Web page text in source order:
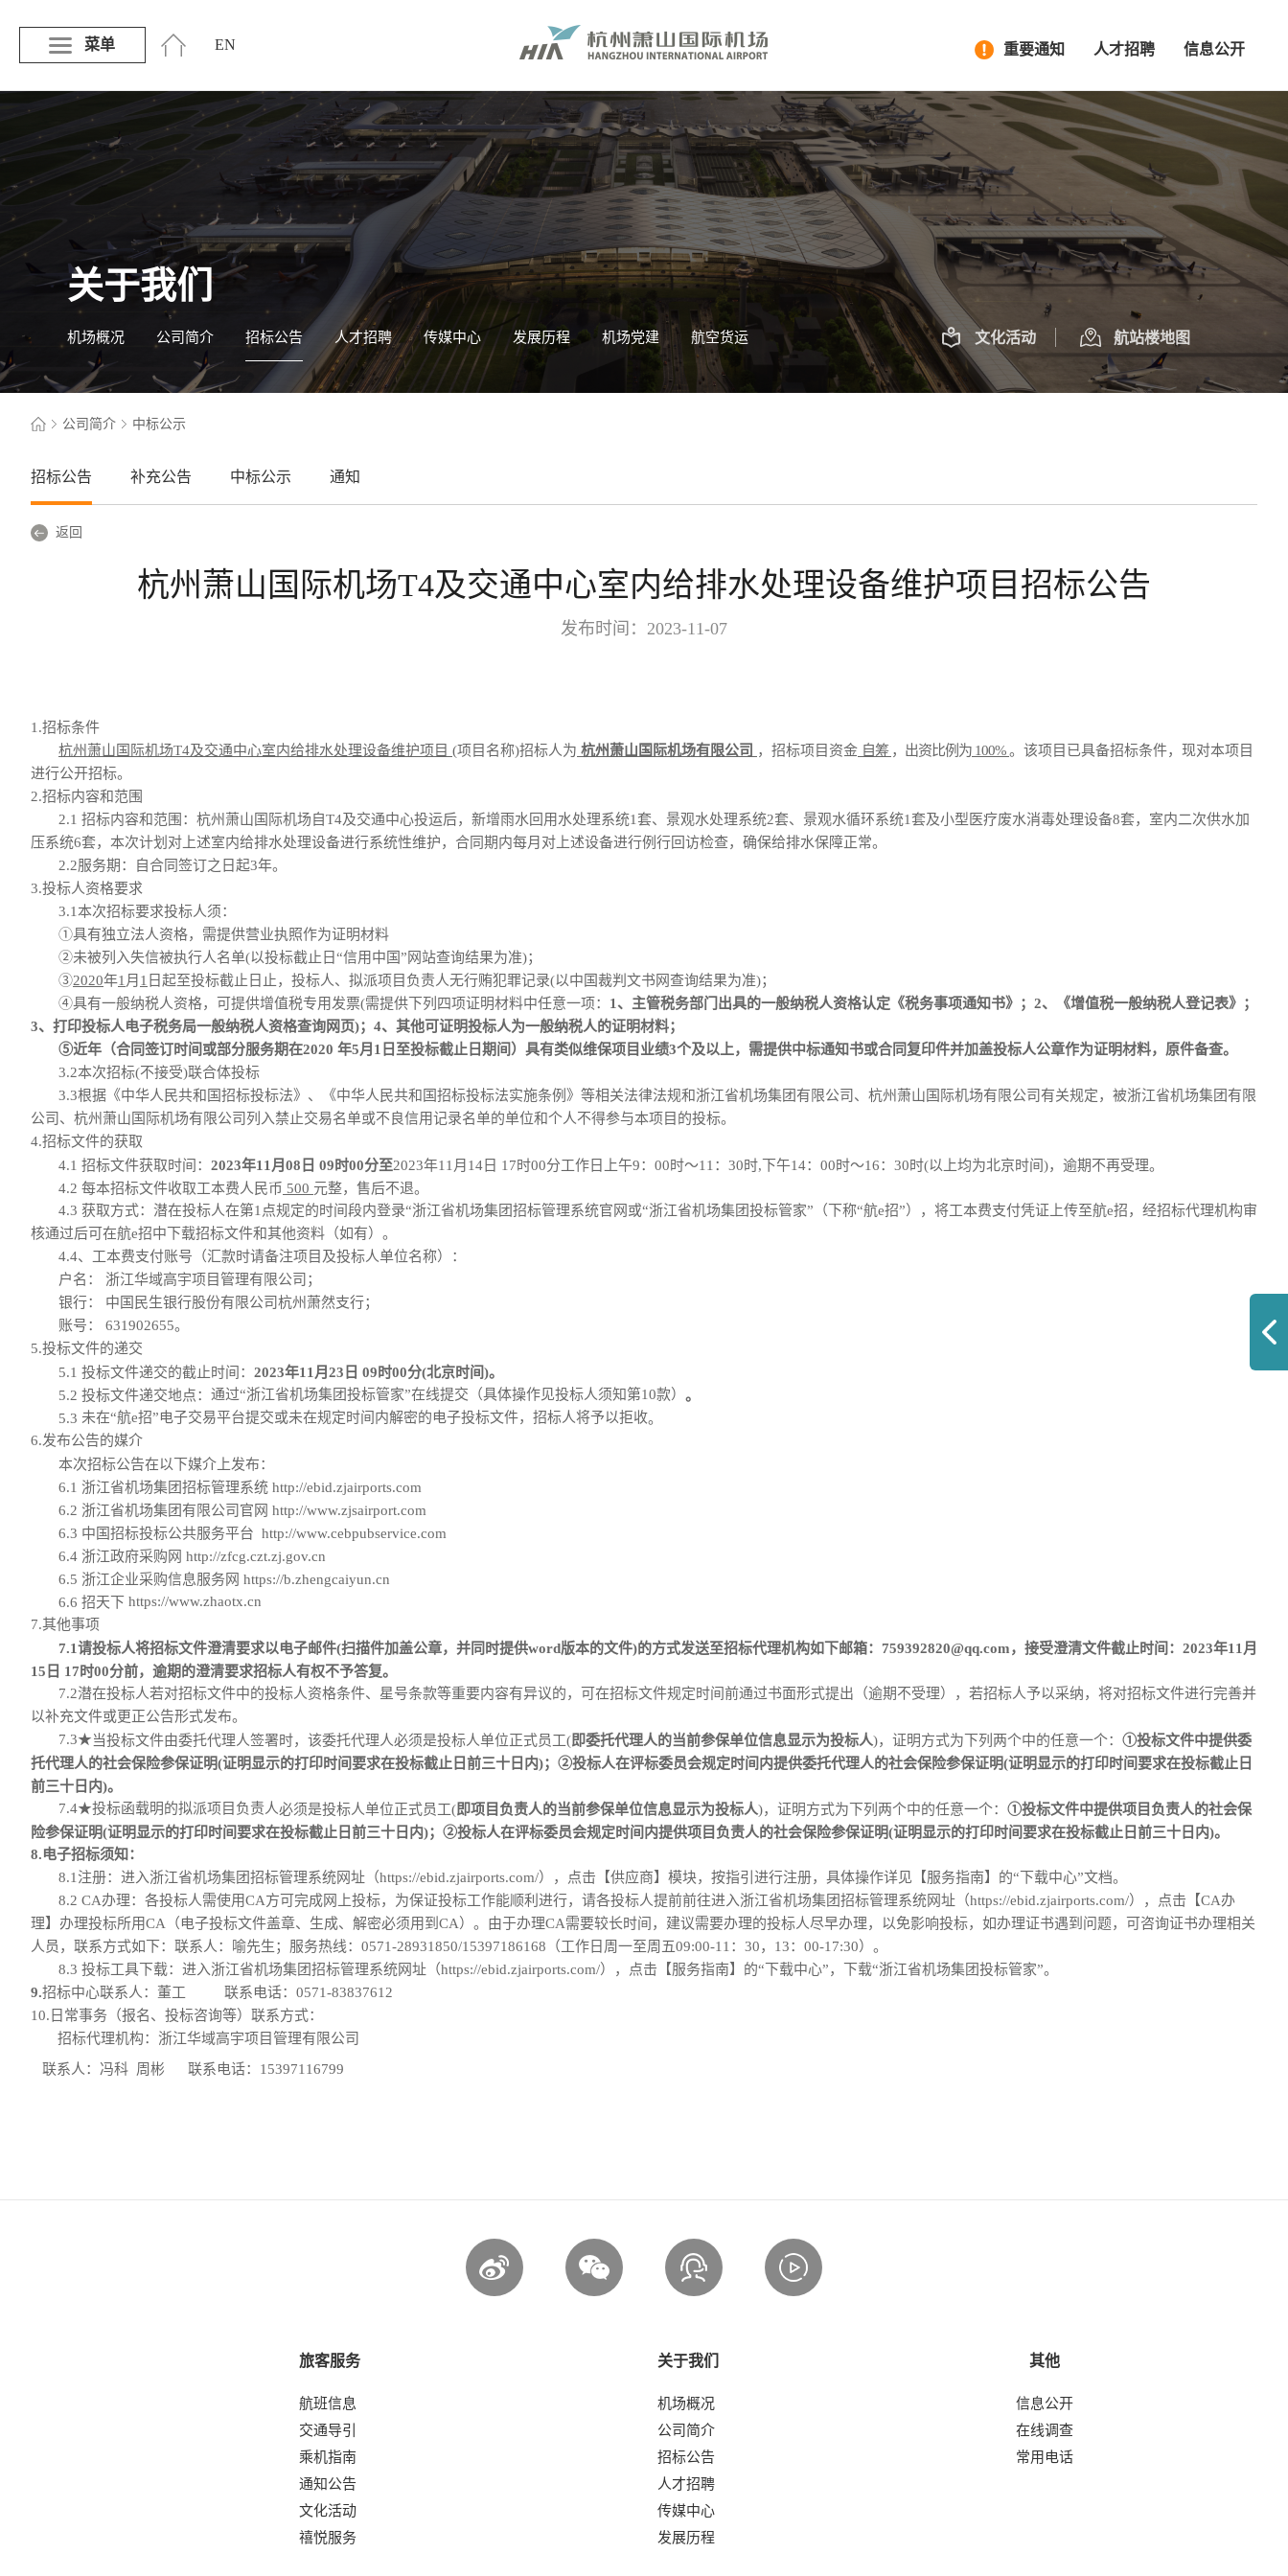
菜单 EN 信息公开
人才招聘
重要通知
关于我们
机场概况 公司简介 招标公告 人才招聘 传媒中心 发展历程 机场党建 航空货运 文化活动 航站楼地图
公司简介 中标公示
招标公告 补充公告 中标公示 通知
返回
杭州萧山国际机场T4及交通中心室内给排水处理设备维护项目招标公告
发布时间：2023-11-07
1.招标条件
杭州萧山国际机场T4及交通中心室内给排水处理设备维护项目 (项目名称)招标人为 杭州萧山国际机场有限公司 ，招标项目资金 自筹 ，出资比例为 100%。该项目已具备招标条件，现对本项目
进行公开招标。
2.招标内容和范围
2.1 招标内容和范围：杭州萧山国际机场自T4及交通中心投运后，新增雨水回用水处理系统1套、景观水处理系统2套、景观水循环系统1套及小型医疗废水消毒处理设备8套，室内二次供水加
压系统6套，本次计划对上述室内给排水处理设备进行系统性维护，合同期内每月对上述设备进行例行回访检查，确保给排水保障正常。
2.2服务期：自合同签订之日起3年。
3.投标人资格要求
3.1本次招标要求投标人须：
①具有独立法人资格，需提供营业执照作为证明材料
②未被列入失信被执行人名单(以投标截止日“信用中国”网站查询结果为准)；
③2020年1 月 1 日起至投标截止日止，投标人、拟派项目负责人无行贿犯罪记录(以中国裁判文书网查询结果为准)；
④具有一般纳税人资格，可提供增值税专用发票(需提供下列 四项证明材料中任意一项： 1、主管税务部门出具的一般纳税人资格认定《税务事项通知书》；2、《增值税一般纳税人登记表》；
3、打印投标人电子税务局一般纳税人资格查询网页)； 4、其他可证明投标人为一般纳税人的证明材料；
⑤近年（合同签订时间或部分服务期在2020 年5月 1日至投标截止日期间）具有类似维保项目业绩3个及以上， 需提供中标通知书或合同复印件并加盖投标人公章作为证明材料，原件备查。
3.2本次招标(不接受)联合体投标
3.3根据《中华人民共和国招标投标法》、《中华人民共和国招标投标法实施条例》等相关法律法规和浙江省机场集团有限公司、杭州萧山国际机场有限公司有关规定，被浙江省机场集团有限
公司、杭州萧山国际机场有限公司列入禁止交易名单或不良信用记录名单的单位和个人不得参与本项目的投标。
4.招标文件的获取
4.1 招标文件获取时间： 2023年11月08日 09时00分至2023年11月14日 17时00分工作日上午9：00时～11：30时,下午14：00时～16：30时(以上均为北京时间)，逾期不再受理。
4.2 每本招标文件收取工本费人民币 500 元整，售后不退。
4.3 获取方式：潜在投标人在第1点规定的时间段内登录“浙江省机场集团招标管理系统官网 或“浙江省机场集团投标管家” （ 下称“航e招”）， 将工本费支付凭证 上传至航e招， 经招标代理机构审
核通过后可 在航e招中 下载招标文件和其他资料（如有）。
4.4、 工本费支付账号（汇款时请备注项目及投标人单位名称）：
户名：
浙江华域高宇项目管理有限公司；
银行：
中国民生银行股份有限公司杭州萧然支行；
账号：
631902655。
5.投标文件的递交
5.1 投标文件递交的截止时间： 2023年11月23日 09时00分(北京时间)。
5.2 投标文件递交地点： 通过“浙江省机场集团投标管家”在线提交（具体操作见投标人须知第10款） 。
5.3 未在“航e招”电子交易平台提交或未在规定时间内解密的电子投标文件，招标人将予以拒收。
6.发布公告的媒介
本次招标公告在以下媒介上发布：
6.1 浙江省机场集团招标管理系统 http://ebid.zjairports.com
6.2 浙江省机场集团有限公司官网 http://www.zjsairport.com
6.3 中国招标投标公共服务平台 http://www.cebpubservice.com
6.4 浙江政府采购网 http://zfcg.czt.zj.gov.cn
6.5 浙江企业采购信息服务网 https://b.zhengcaiyun.cn
6.6 招天下 https://www.zhaotx.cn
7.其他事项
7.1请投标人将招标文件澄清要求以电子邮件(扫描件加盖公章， 并同时提供word版本的文件)的方式发送至招标代理机构如下邮箱： 759392820@qq.com， 接受澄清文件截止时间： 2023年11月
15日 17时00分前，逾期的澄清要求招标人有权不予答复。
7.2潜在投标人若对招标文件中的投标人资格条件、星号条款等重要内容有异议的，可在招标文件规定时间前通过书面形式提出（逾期不受理），若招标人予以采纳，将对招标文件进行完善并
以补充文件或更正公告形式发布。
7.3★当投标文件由委托代理人签署时，该委托代理人必须是投标人单位正式员工(即委托代理人的当前参保单位信息显示为投标人)，证明方式为下列 两个中的任意一个： ①投标文件中提供委
托代理人的社会保险参保证明(证明显示的打印时间要求在投标截止日前三十日 内)；②投标人在评标委员会规定时间内提供委托代理人的社会保险参保证明(证明显示的打印时间要求在投标截止日
前三十日 内)。
7.4★投标函载明的拟派项目负责人必须是投标人单位正式员工(即项目 负责人的当前参保单位信息显示为投标人)， 证明方式为下列 两个中的任意一个： ①投标文件中提供项目负责人的社会保
险参保证明(证明显示的打印时间要求在投标截止日前三十日 内)；②投标人在评标委员会规定时间内提供项目负责人的社会保险参保证明(证明显示的打印时间要求在投标截止日前三十日 内)。
8.电子招标须知：
8.1注册：进入浙江省机场集团招标管理系统网址（https://ebid.zjairports.com/），点击【供应商】模块，按指引进行注册，具体操作详见【服务指南】的“下载中心”文档。
8.2 CA办理： 各投标人需使用CA方可完成网上投标，为保证投标工作能顺利进行，请各投标人提前前往进入浙江省机场集团招标管理系统网址（https://ebid.zjairports.com/），点击【CA办
理】 办理投标所用CA （ 电子投标文件盖章、 生成、 解密必须用到 CA） 。由于办理CA需要较长时间，建议需要办理的投标人尽早办理，以免影响投标，如办理证书遇到问题，可咨询证书办理相关
人员，联系方式如下：联系人：喻先生； 服务热线： 0571-28931850/15397186168 （工作日周一至周五09:00-11：30，13：00-17:30）。
8.3 投标工具下载：进入浙江省机场集团招标管理系统网址（https://ebid.zjairports.com/），点击【服务指南】的“下载中心”，下载“浙江省机场集团投标管家”。
9.招标中心联系人： 董工 联系电话： 0571-83837612
10.日常事务 （报名、投标咨询等） 联系方式：
招标代理机构： 浙江华域高宇项目管理有限公司
联系人： 冯科 周彬 联系电话： 15397116799
旅客服务
航班信息
交通导引
乘机指南
通知公告
文化活动
禧悦服务
关于我们
机场概况
公司简介
招标公告
人才招聘
传媒中心
发展历程
其他
信息公开
在线调查
常用电话